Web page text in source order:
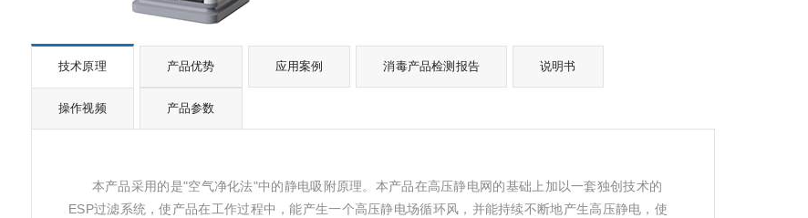
技术原理 产品优势 应用案例 消毒产品检测报告 说明书
操作视频 产品参数
本产品采用的是"空气净化法"中的静电吸附原理。本产品在高压静电网的基础上加以一套独创技术的
ESP过滤系统，使产品在工作过程中，能产生一个高压静电场循环风，并能持续不断地产生高压静电，使